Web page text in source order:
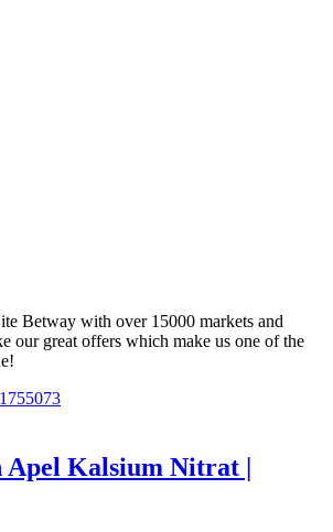
Betway with over 15000 markets and
our great offers which make us one of the
Apel Kalsium Nitrat |